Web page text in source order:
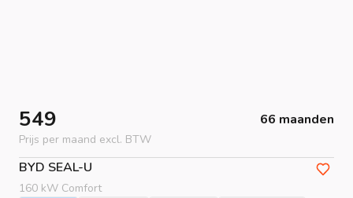
549 66 maanden
Prijs per maand excl. BTW
BYD SEAL-U
160 kW Comfort